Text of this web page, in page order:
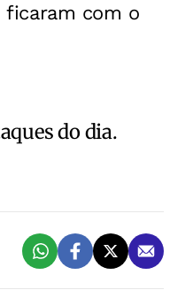
ficaram com o
do dia.